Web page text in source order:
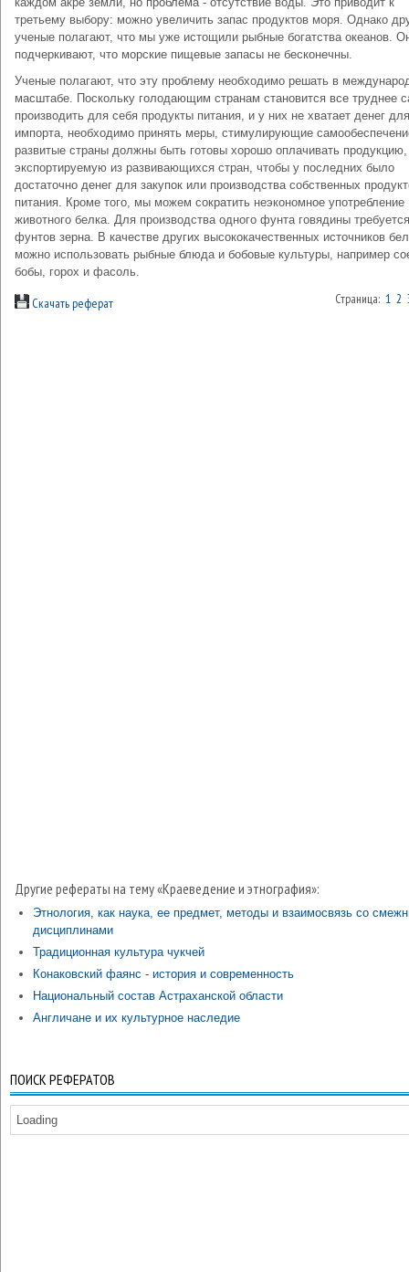
третьему выбору: можно увеличить запас продуктов моря. Однако
ученые полагают, что мы уже истощили рыбные богатства океанов.
подчеркивают, что морские пищевые запасы не бесконечны.
Ученые полагают, что эту проблему необходимо решать в
масштабе. Поскольку голодающим странам становится все труднее
производить для себя продукты питания, и у них не хватает денег
импорта, необходимо принять меры, стимулирующие
развитые страны должны быть готовы хорошо оплачивать продукцию,
экспортируемую из развивающихся стран, чтобы у последних было
достаточно денег для закупок или производства собственных
питания. Кроме того, мы можем сократить неэкономное употребление
животного белка. Для производства одного фунта говядины
фунтов зерна. В качестве других высококачественных источников
можно использовать рыбные блюда и бобовые культуры, например
бобы, горох и фасоль.
Скачать реферат Страница: 1 2
Другие рефераты на тему «Краеведение и этнография»:
Этнология, как наука, ее предмет, методы и взаимосвязь со
дисциплинами
Традиционная культура чукчей
Конаковский фаянс - история и современность
Национальный состав Астраханской области
Англичане и их культурное наследие
ПОИСК РЕФЕРАТОВ
Loading